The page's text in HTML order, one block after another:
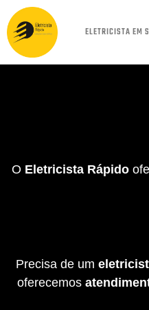
ELETRICISTA EM
O Eletricista Rápido
Precisa de um
oferecemos